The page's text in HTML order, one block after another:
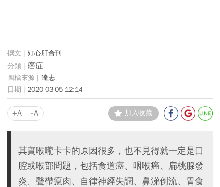
好心肝會刊
癌症
達志
2020-03-05 12:14
+A -A 加入收藏
其實喉嚨卡卡的原因很多，也不見得就一定是口
腔或喉部問題，包括食道癌、咽喉癌、扁桃腺發
炎、聲帶瘜肉、自律神經失調、鼻涕倒流、胃食